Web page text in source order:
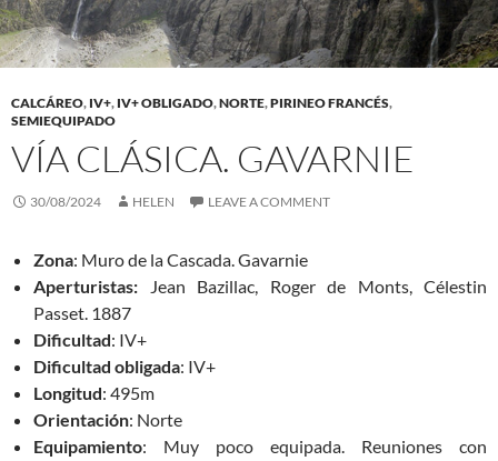
CALCÁREO, IV+, IV+ OBLIGADO,NORTE,PIRINEO FRANCÉS,
SEMIEQUIPADO
VÍA CLÁSICA. GAVARNIE
30/08/2024 HELEN LEAVE A COMMENT
Zona: Muro de la Cascada. Gavarnie
Aperturistas:
Jean Bazillac, Roger de Monts, Célestin
Passet. 1887
Dificultad: IV+
Dificultad obligada: IV+
Longitud: 495m
Orientación: Norte
Equipamiento: Muy poco equipada. Reuniones con